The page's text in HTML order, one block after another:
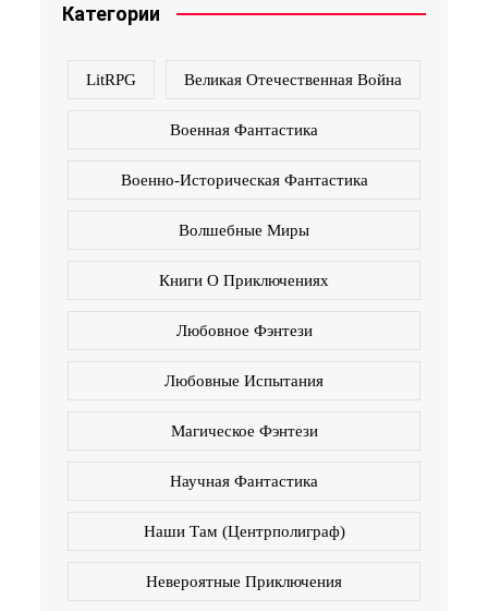
Категории
LitRPG Великая Отечественная Война
Военная Фантастика
Военно-Историческая Фантастика
Волшебные Миры
Книги О Приключениях
Любовное Фэнтези
Любовные Испытания
Магическое Фэнтези
Научная Фантастика
Наши Там (Центрполиграф)
Невероятные Приключения